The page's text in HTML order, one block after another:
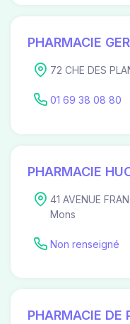
PHARMACIE
72 CHE DES
01 69 38 08 80
PHARMACIE
41 AVENUE
Mons
Non renseigné
PHARMACIE DE